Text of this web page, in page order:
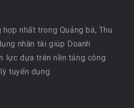
nhất trong Quảng bá, Thu
nhân tài giúp Doanh
lực dựa trên nền tảng công
tuyển dụng